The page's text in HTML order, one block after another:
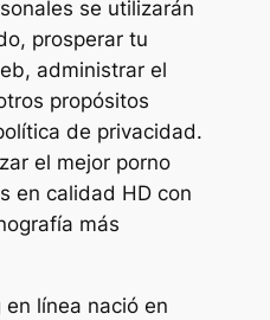
se utilizarán
prosperar tu
administrar el
propósitos
de privacidad.
el mejor porno
en calidad HD con
más
línea nació en